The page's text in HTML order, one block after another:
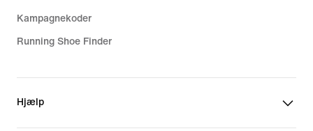
Kampagnekoder
Running Shoe Finder
Hjælp